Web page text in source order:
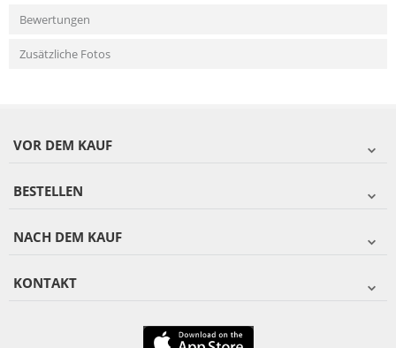
Bewertungen
Zusätzliche Fotos
VOR DEM KAUF
BESTELLEN
NACH DEM KAUF
KONTAKT